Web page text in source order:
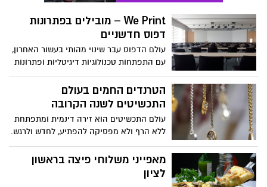
לשמור על רמת אבטחה גבוהה וניהול תפעולי
חכם ויעיל.
We Print – מובילים בפתרונות
דפוס חדשניים
עולם הדפוס עבר שינוי מהותי בעשור האחרון,
עם התפתחות טכנולוגיות דיגיטליות ופתרונות
מותאמים אישית שהפכו את המוצרים
הדפסיים למרשימים, מדויקים ואפקטיביים
מתמיד. We Print היא חברה מובילה בישראל
המתמחה בפתרונות דפוס איכותיים, המציעה
ללקוחותיה מגוון רחב של מוצרים ושירותים
המותאמים במיוחד לצרכים שיווקיים
ותדמיתיים של עסקים מכל הסוגים והגדלים.
הטרנדים החמים בעולם
התכשיטים לשנה הקרובה
עולם התכשיטים הוא זירה דינמית ומתפתחת
ללא הרף ולא מפסיקה להפתיע, לחדש ולרגש.
בכל שנה, אנחנו עדים להתחלפות מרתקת של
טרנדים המשלבת בין חדשנות פורצת דרך לבין
השראה מהעבר לצד הקלאסיקות האהובות
שזוכות בטוויסט מרענן.
מאפייני משלוחי פיצה בראשון
לציון